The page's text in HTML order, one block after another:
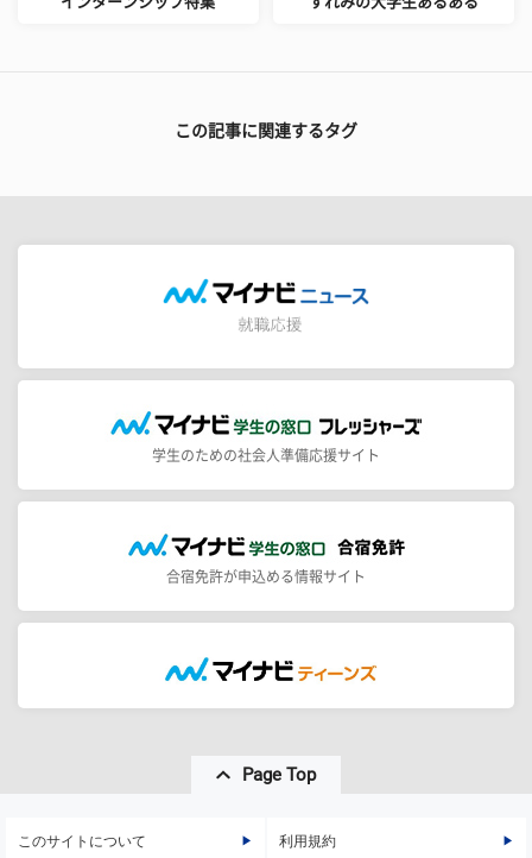
この記事に関連するタグ
学生のための社会人準備応援サイト
合宿免許が申込める情報サイト
Page Top
このサイトについて 利用規約